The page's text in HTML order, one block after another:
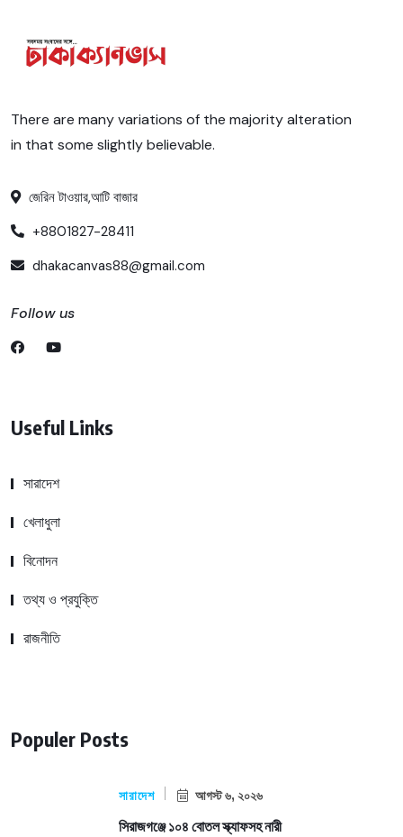
There are many variations of the majority alteration
in that some slightly believable.
জেরিন টাওয়ার,আটি বাজার
+8801827-28411
dhakacanvas88@gmail.com
Follow us
Useful Links
সারাদেশ
খেলাধুলা
বিনোদন
তথ্য ও প্রযুক্তি
রাজনীতি
Populer Posts
সারাদেশ আগস্ট ৬, ২০২৬
সিরাজগঞ্জে ১০৪ বোতল স্ক্যাফসহ নারী